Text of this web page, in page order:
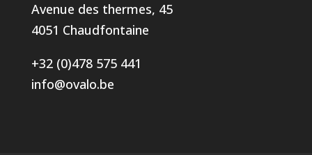
Avenue des thermes, 45
4051 Chaudfontaine
+32 (0)478 575 441
info@ovalo.be